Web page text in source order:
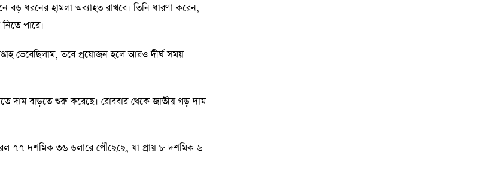
বড় ধরনের হামলা অব্যাহত রাখবে। তিনি ধারণা করেন,
পারে।
ভেবেছিলাম, তবে প্রয়োজন হলে আরও দীর্ঘ সময়
দাম বাড়তে শুরু করেছে। রোববার থেকে জাতীয় গড় দাম
৭৭ দশমিক ৩৬ ডলারে পৌঁছেছে, যা প্রায় ৮ দশমিক ৬